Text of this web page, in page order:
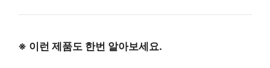
※ 이런 제품도 한번 알아보세요.